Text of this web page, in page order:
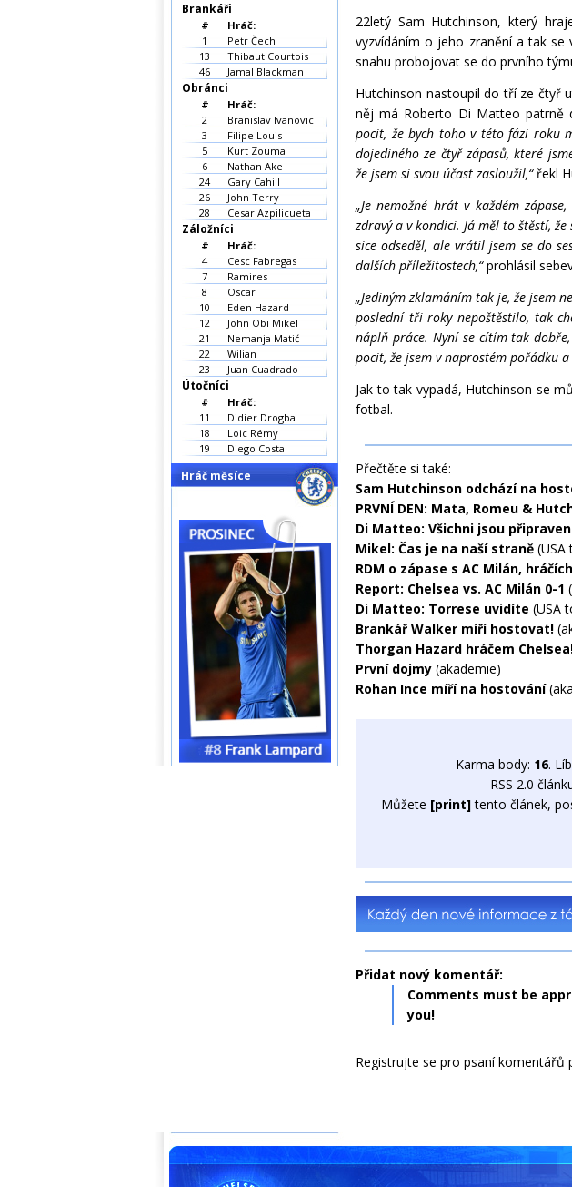
22letý Sam Hutchinson, který
vyzvídáním o jeho zranění a tak
snahu probojovat se do prvního
Hutchinson nastoupil do tří ze čtyř
něj má Roberto Di Matteo patrně
pocit, že bych toho v této fázi roku
dojediného ze čtyř zápasů, které
že jsem si svou účast zasloužil,“ řekl
„Je nemožné hrát v každém
zdravý a v kondici. Já měl to štěstí,
sice odseděl, ale vrátil jsem se do
dalších příležitostech,“prohlásil
„Jediným zklamáním tak je, že jsem
poslední tři roky nepoštěstilo, tak
náplň práce. Nyní se cítím tak
pocit, že jsem v naprostém pořádku
Jak to tak vypadá, Hutchinson se
fotbal.
Přečtěte si také:
Sam Hutchinson odchází na
PRVNÍ DEN: Mata, Romeu &
Di Matteo: Všichni jsou
Mikel: Čas je na naší straně (USA
RDM o zápase s AC Milán,
Report: Chelsea vs. AC Milán 0-1
Di Matteo: Torrese uvidíte (USA
Brankář Walker míří hostovat!
Thorgan Hazard hráčem
První dojmy (akademie)
Rohan Ince míří na hostování
Karma body: 16.
RSS 2.0
Můžete [print]tento článek,
Přidat nový komentář:
Comments must be
you!
Registrujte se pro psaní komentářů
Brankáři
#
Hráč:
1
Petr Čech
13
Thibaut Courtois
46
Jamal Blackman
Obránci
#
Hráč:
2
Branislav Ivanovic
3
Filipe Louis
5
Kurt Zouma
6
Nathan Ake
24
Gary Cahill
26
John Terry
28
Cesar Azpilicueta
Záložníci
#
Hráč:
4
Cesc Fabregas
7
Ramires
8
Oscar
10
Eden Hazard
12
John Obi Mikel
21
Nemanja Matić
22
Wilian
23
Juan Cuadrado
Útočníci
#
Hráč:
11
Didier Drogba
18
Loic Rémy
19
Diego Costa
Hráč měsíce